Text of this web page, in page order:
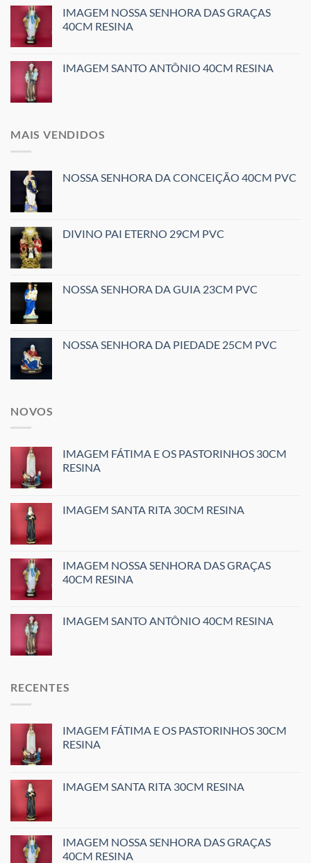
IMAGEM NOSSA SENHORA DAS GRAÇAS
40CM RESINA
IMAGEM SANTO ANTÔNIO 40CM RESINA
MAIS VENDIDOS
NOSSA SENHORA DA CONCEIÇÃO 40CM PVC
DIVINO PAI ETERNO 29CM PVC
NOSSA SENHORA DA GUIA 23CM PVC
NOSSA SENHORA DA PIEDADE 25CM PVC
NOVOS
IMAGEM FÁTIMA E OS PASTORINHOS 30CM
RESINA
IMAGEM SANTA RITA 30CM RESINA
IMAGEM NOSSA SENHORA DAS GRAÇAS
40CM RESINA
IMAGEM SANTO ANTÔNIO 40CM RESINA
RECENTES
IMAGEM FÁTIMA E OS PASTORINHOS 30CM
RESINA
IMAGEM SANTA RITA 30CM RESINA
IMAGEM NOSSA SENHORA DAS GRAÇAS
40CM RESINA